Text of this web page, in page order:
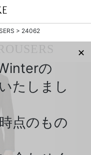
> 24062
✕
の
たしまし
点のもの